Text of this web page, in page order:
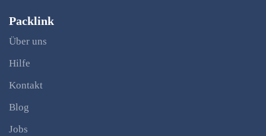
Packlink
Über uns
Hilfe
Kontakt
Blog
Jobs